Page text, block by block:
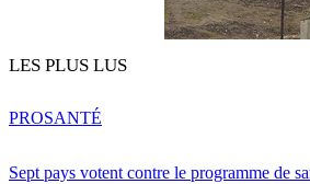
LES PLUS LUS
Sept pays votent contre le programme de
PROSANTÉ